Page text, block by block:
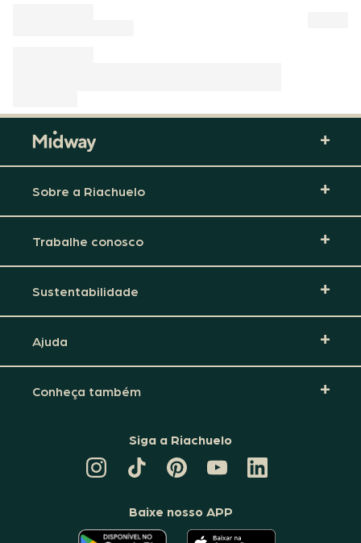
Sobre a Riachuelo
Trabalhe conosco
Sustentabilidade
Ajuda
Conheça também
Siga a Riachuelo
TIKTOK
DA
PINTEREST
DA
CANAL
DA
RIACHUELO
LINKEDIN
DA
Baixe nosso APP
O O